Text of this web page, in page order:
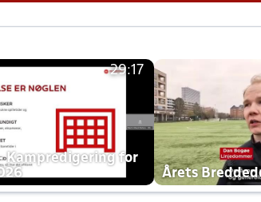
29:17
Kampredigering for
Årets